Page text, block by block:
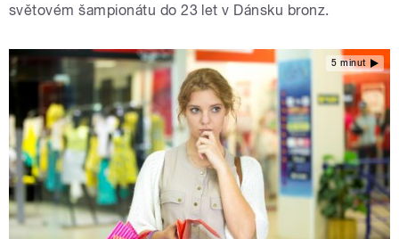
světovém šampionátu do 23 let v Dánsku bronz.
5 minut